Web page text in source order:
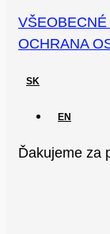
OCHRANA
SK
EN
Ďakujeme za